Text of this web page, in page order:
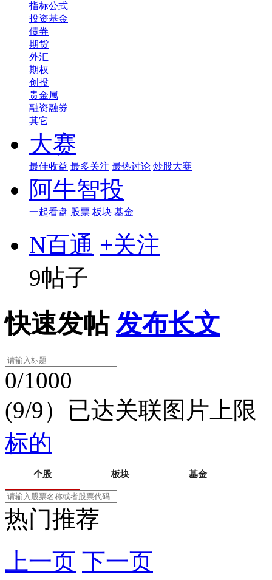
指标公式
投资基金
债券
期货
外汇
期权
创投
贵金属
融资融券
其它
大赛
最佳收益 最多关注 最热讨论 炒股大赛
阿牛智投
一起看盘 股票 板块 基金
N百通 +关注
9帖子
快速发帖 发布长文
0/1000
(9/9）已达关联图片上限
标的
个股 板块 基金
热门推荐
上一页 下一页